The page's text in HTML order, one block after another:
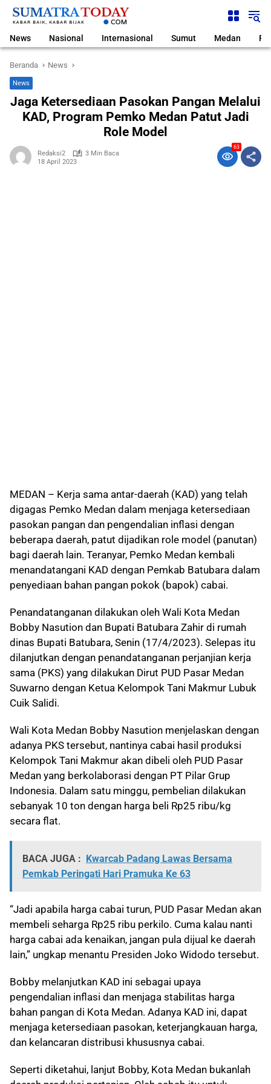
Langsung
News Nasional Internasional Sumut Medan
Beranda News
News
Jaga Ketersediaan Pasokan Pangan Melalui
KAD, Program Pemko Medan Patut Jadi
Role Model
Redaksi2
3 Min Baca
18 April 2023
63
MEDAN – Kerja sama antar-daerah (KAD) yang telah
digagas Pemko Medan dalam menjaga ketersediaan
pasokan pangan dan pengendalian inflasi dengan
beberapa daerah, patut dijadikan role model (panutan)
bagi daerah lain. Teranyar, Pemko Medan kembali
menandatangani KAD dengan Pemkab Batubara dalam
penyediaan bahan pangan pokok (bapok) cabai.
Penandatanganan dilakukan oleh Wali Kota Medan
Bobby Nasution dan Bupati Batubara Zahir di rumah
dinas Bupati Batubara, Senin (17/4/2023). Selepas itu
dilanjutkan dengan penandatanganan perjanjian kerja
sama (PKS) yang dilakukan Dirut PUD Pasar Medan
Suwarno dengan Ketua Kelompok Tani Makmur Lubuk
Cuik Salidi.
Wali Kota Medan Bobby Nasution menjelaskan dengan
adanya PKS tersebut, nantinya cabai hasil produksi
Kelompok Tani Makmur akan dibeli oleh PUD Pasar
Medan yang berkolaborasi dengan PT Pilar Grup
Indonesia. Dalam satu minggu, pembelian dilakukan
sebanyak 10 ton dengan harga beli Rp25 ribu/kg
secara flat.
BACA JUGA : Kwarcab Padang Lawas Bersama
Pemkab Peringati Hari Pramuka Ke 63
“Jadi apabila harga cabai turun, PUD Pasar Medan akan
membeli seharga Rp25 ribu perkilo. Cuma kalau nanti
harga cabai ada kenaikan, jangan pula dijual ke daerah
lain,” ungkap menantu Presiden Joko Widodo tersebut.
Bobby melanjutkan KAD ini sebagai upaya
pengendalian inflasi dan menjaga stabilitas harga
bahan pangan di Kota Medan. Adanya KAD ini, dapat
menjaga ketersediaan pasokan, keterjangkauan harga,
dan kelancaran distribusi khususnya cabai.
Seperti diketahui, lanjut Bobby, Kota Medan bukanlah